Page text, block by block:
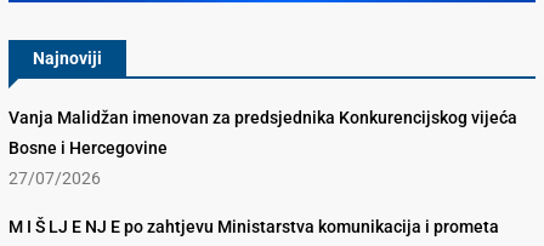
Najnoviji
Vanja Malidžan imenovan za predsjednika Konkurencijskog vijeća
Bosne i Hercegovine
27/07/2026
M I Š LJ E NJ E po zahtjevu Ministarstva komunikacija i prometa